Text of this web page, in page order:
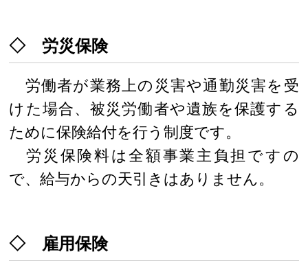
◇ 労災保険
労働者が業務上の災害や通勤災害を受
けた場合、被災労働者や遺族を保護する
ために保険給付を行う制度です。
労災保険料は全額事業主負担ですの
で、給与からの天引きはありません。
◇ 雇用保険